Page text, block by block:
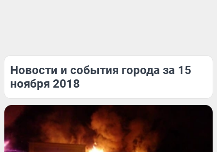
Новости и события города за 15
ноября 2018